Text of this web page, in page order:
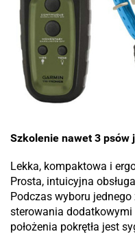
Szkolenie nawet 3 psów
Lekka, kompaktowa i
Prosta, intuicyjna
Podczas wyboru
sterowania
położenia pokrętła jest